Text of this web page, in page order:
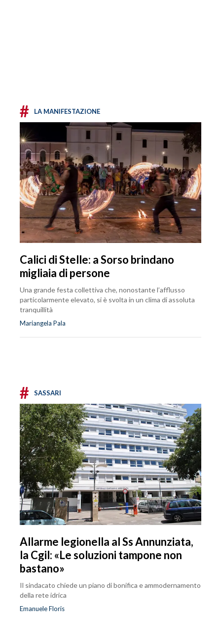
# LA MANIFESTAZIONE
Calici di Stelle: a Sorso brindano
migliaia di persone
Una grande festa collettiva che, nonostante l’afflusso
particolarmente elevato, si è svolta in un clima di assoluta
tranquillità
Mariangela Pala
# SASSARI
Allarme legionella al Ss Annunziata,
la Cgil: «Le soluzioni tampone non
bastano»
Il sindacato chiede un piano di bonifica e ammodernamento
della rete idrica
Emanuele Floris